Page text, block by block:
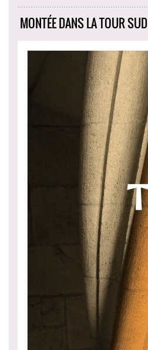
MONTÉE DANS LA TOUR SUD